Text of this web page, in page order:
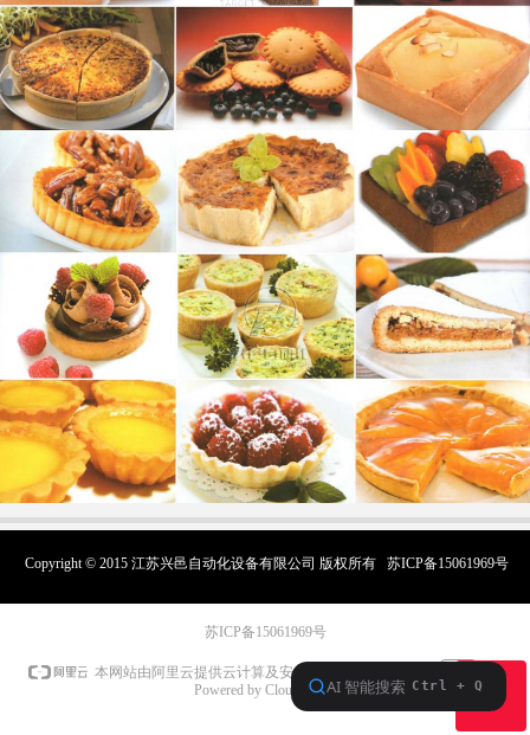
Copyright © 2015 江苏兴邑自动化设备有限公司 版权所有 苏ICP备15061969号
苏ICP备15061969号
本网站由阿里云提供云计算及安全服务
Powered by CloudDream
ꁸ